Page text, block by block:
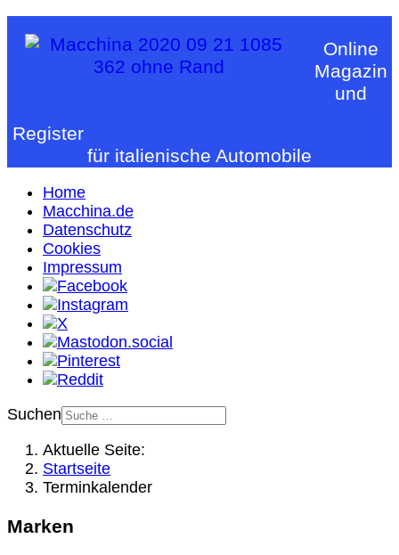
Online
Magazin
und
Register
für italienische Automobile
Home
Macchina.de
Datenschutz
Cookies
Impressum
Suchen
Aktuelle Seite:
Startseite
Terminkalender
Marken